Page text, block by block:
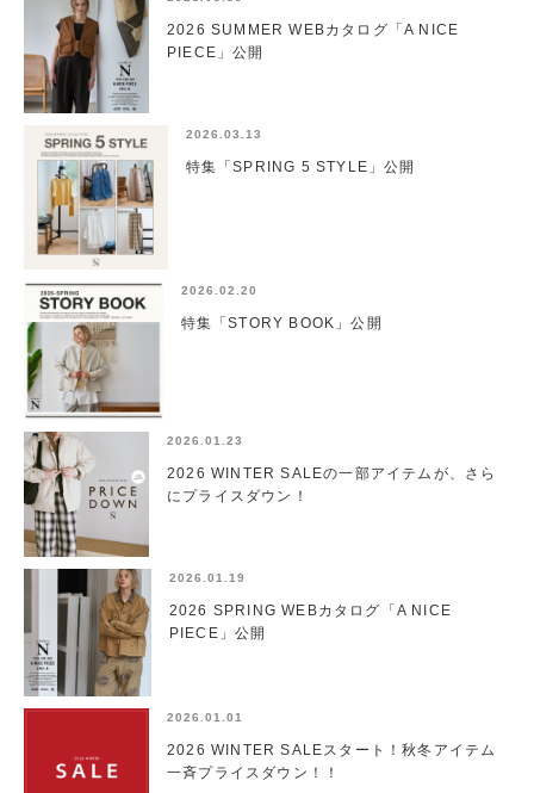
2026 SUMMER WEBカタログ「A NICE
PIECE」公開
2026.03.13
特集「SPRING 5 STYLE」公開
2026.02.20
特集「STORY BOOK」公開
2026.01.23
2026 WINTER SALEの一部アイテムが、さら
にプライスダウン！
2026.01.19
2026 SPRING WEBカタログ「A NICE
PIECE」公開
2026.01.01
2026 WINTER SALEスタート！秋冬アイテム
一斉プライスダウン！！